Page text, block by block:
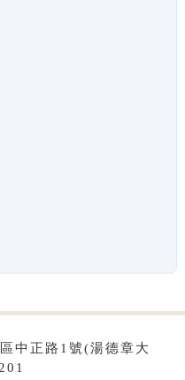
中正路1號(湯德章大